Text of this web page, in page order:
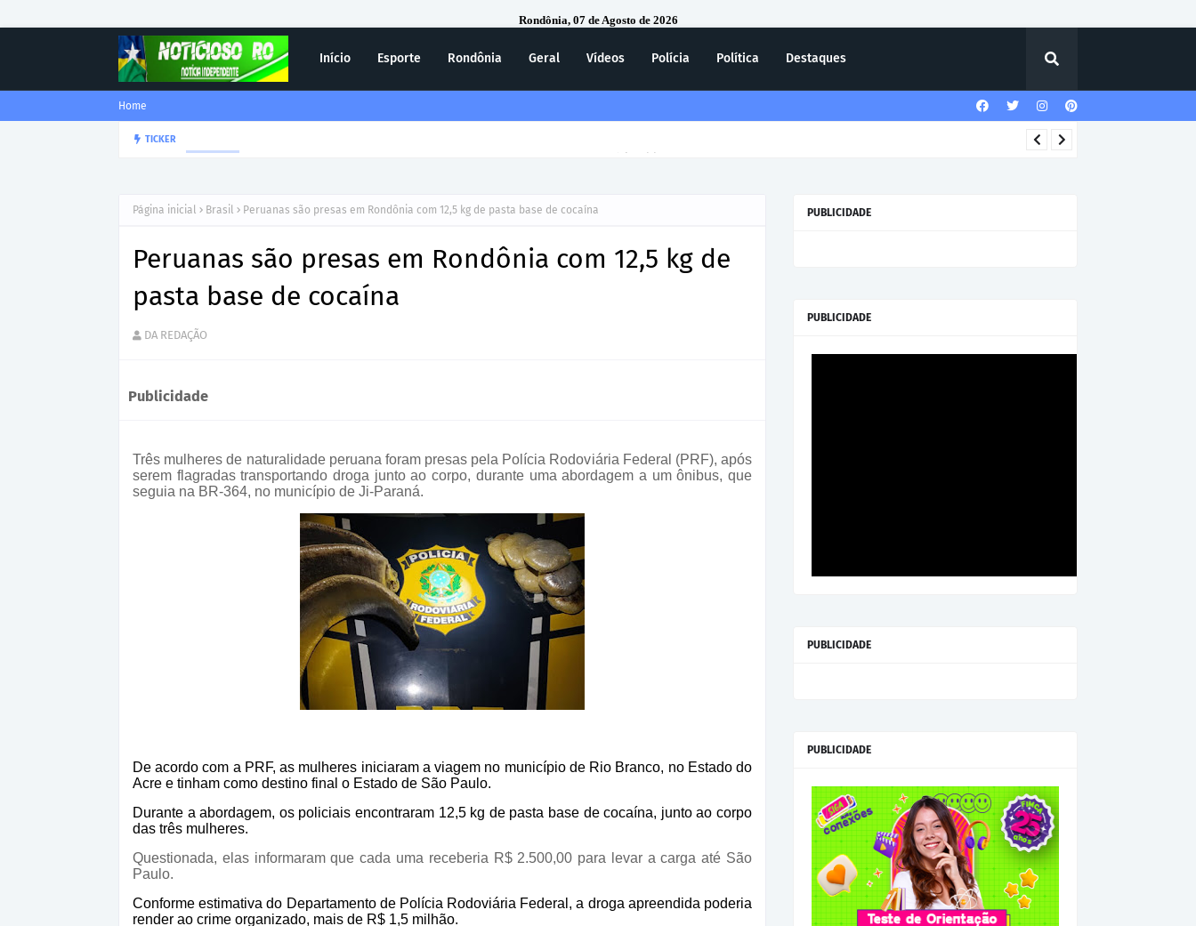
Rondônia, 07 de Agosto de 2026
Início Esporte Rondônia Geral Vídeos Polícia Política Destaques
Home
TICKER
Página inicial Brasil Peruanas são presas em Rondônia com 12,5 kg de pasta base de cocaína
Peruanas são presas em Rondônia com 12,5 kg de
pasta base de cocaína
DA REDAÇÃO
Publicidade
Três mulheres de naturalidade peruana foram presas pela Polícia Rodoviária Federal (PRF), após
serem flagradas transportando droga junto ao corpo, durante uma abordagem a um ônibus, que
seguia na BR-364, no município de Ji-Paraná.
De acordo com a PRF, as mulheres iniciaram a viagem no município de Rio Branco, no Estado do
Acre e tinham como destino final o Estado de São Paulo.
Durante a abordagem, os policiais encontraram 12,5 kg de pasta base de cocaína, junto ao corpo
das três mulheres.
Questionada, elas informaram que cada uma receberia R$ 2.500,00 para levar a carga até São
Paulo.
Conforme estimativa do Departamento de Polícia Rodoviária Federal, a droga apreendida poderia
render ao crime organizado, mais de R$ 1,5 milhão.
PUBLICIDADE
PUBLICIDADE
PUBLICIDADE
PUBLICIDADE